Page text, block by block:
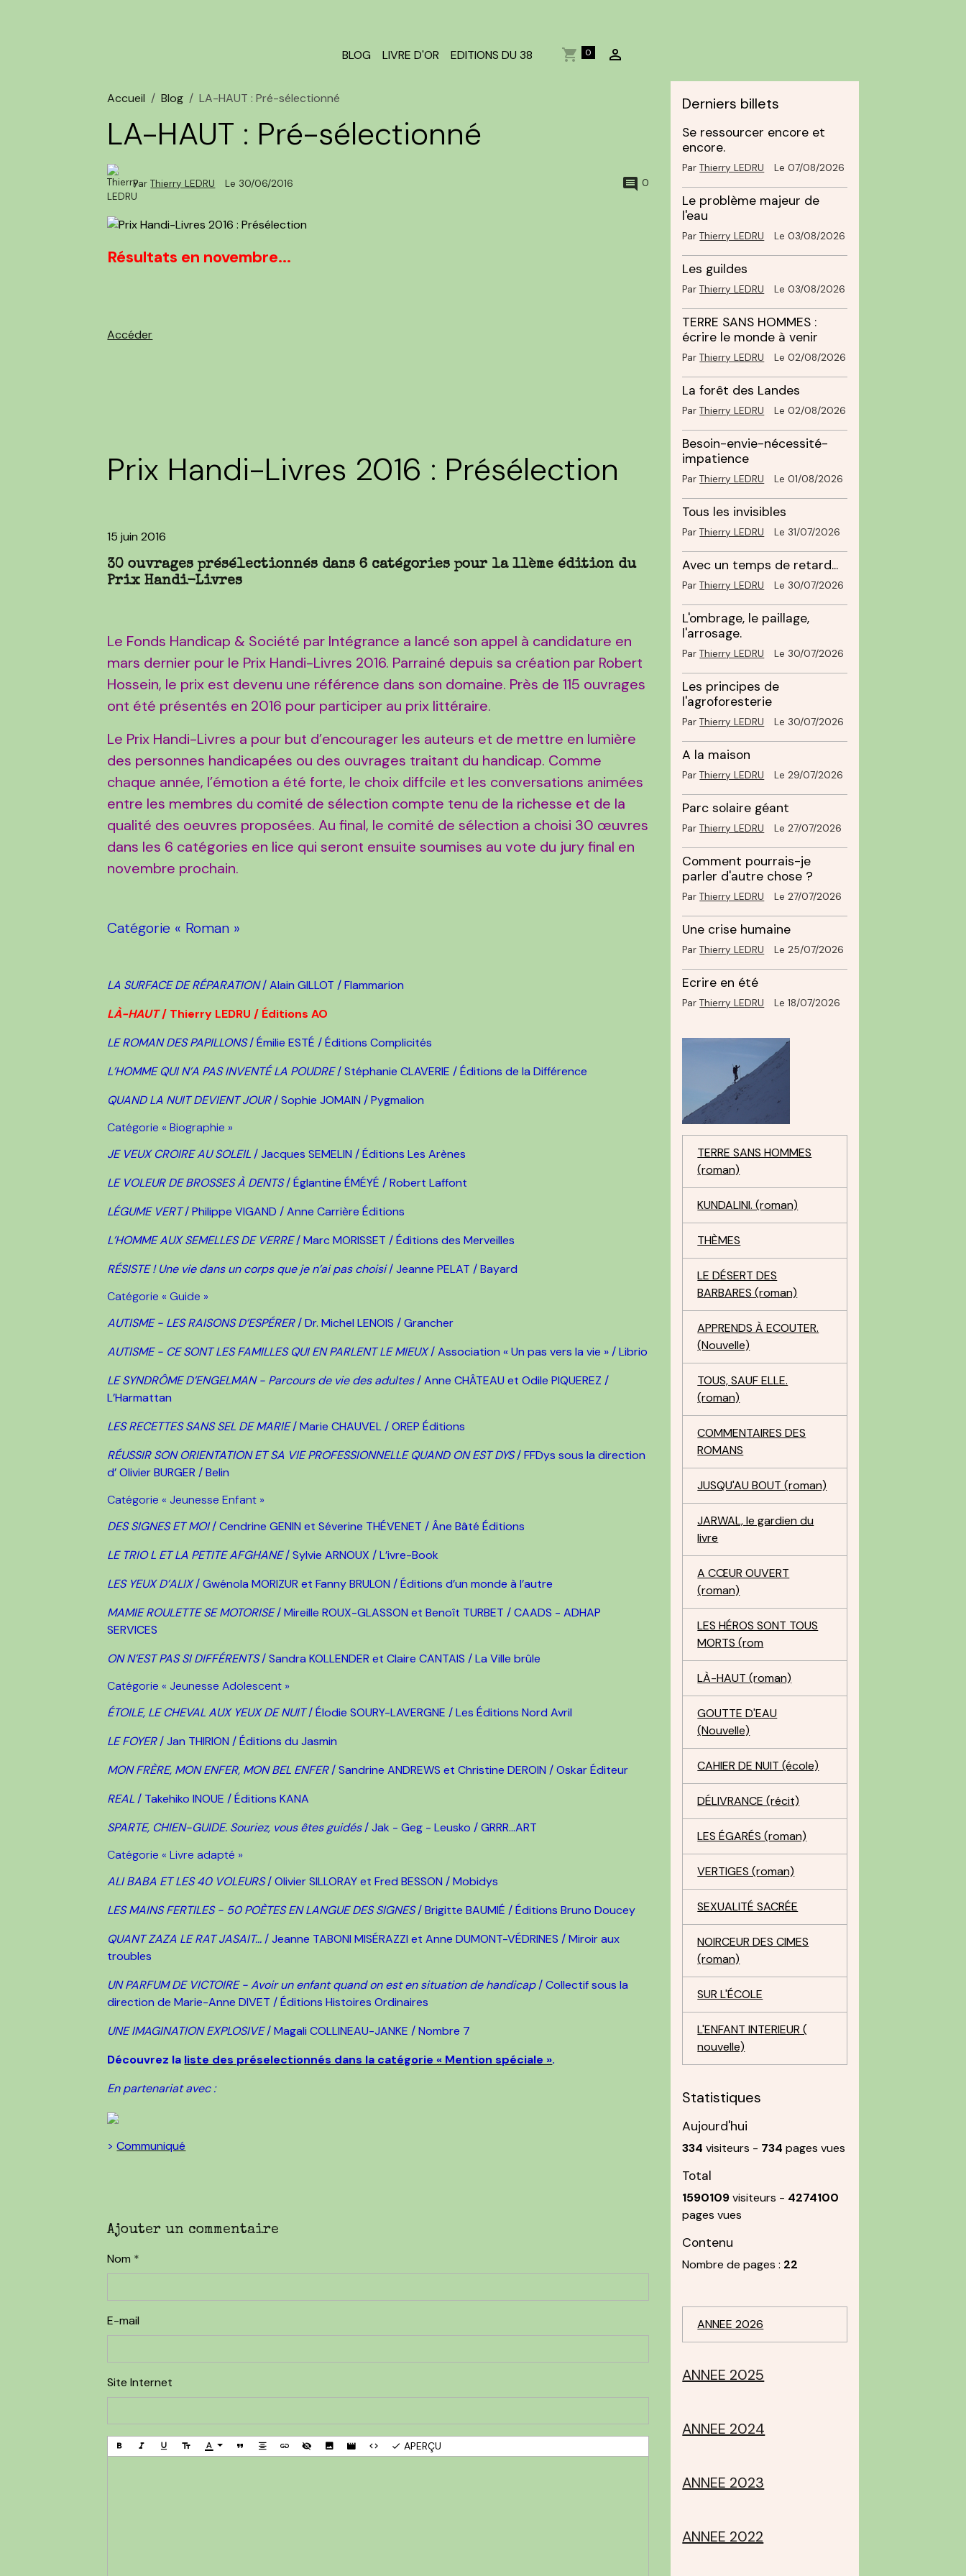
BLOG LIVRE D'OR EDITIONS DU 38 0
Accueil Blog LA-HAUT : Pré-sélectionné
LA-HAUT : Pré-sélectionné
ParThierry LEDRU Le 30/06/2016 0
Résultats en novembre...
Accéder
Prix Handi-Livres 2016 : Présélection
15 juin 2016
30 ouvrages présélectionnés dans 6 catégories pour la 11ème édition du
Prix Handi-Livres
Le Fonds Handicap & Société par Intégrance a lancé son appel à candidature en
mars dernier pour le Prix Handi-Livres 2016. Parrainé depuis sa création par Robert
Hossein, le prix est devenu une référence dans son domaine. Près de 115 ouvrages
ont été présentés en 2016 pour participer au prix littéraire.
Le Prix Handi-Livres a pour but d’encourager les auteurs et de mettre en lumière
des personnes handicapées ou des ouvrages traitant du handicap. Comme
chaque année, l’émotion a été forte, le choix diffcile et les conversations animées
entre les membres du comité de sélection compte tenu de la richesse et de la
qualité des oeuvres proposées. Au final, le comité de sélection a choisi 30 œuvres
dans les 6 catégories en lice qui seront ensuite soumises au vote du jury final en
novembre prochain.
Catégorie « Roman »
LA SURFACE DE RÉPARATION/ Alain GILLOT / Flammarion
LÀ-HAUT/ Thierry LEDRU / Éditions AO
LE ROMAN DES PAPILLONS/ Émilie ESTÉ / Éditions Complicités
L’HOMME QUI N’A PAS INVENTÉ LA POUDRE/ Stéphanie CLAVERIE / Éditions de la Différence
QUAND LA NUIT DEVIENT JOUR/ Sophie JOMAIN / Pygmalion
Catégorie « Biographie »
JE VEUX CROIRE AU SOLEIL / Jacques SEMELIN / Éditions Les Arènes
LE VOLEUR DE BROSSES À DENTS/ Églantine ÉMÉYÉ / Robert Laffont
LÉGUME VERT/ Philippe VIGAND / Anne Carrière Éditions
L’HOMME AUX SEMELLES DE VERRE/ Marc MORISSET / Éditions des Merveilles
RÉSISTE ! Une vie dans un corps que je n’ai pas choisi/ Jeanne PELAT / Bayard
Catégorie « Guide »
AUTISME - LES RAISONS D’ESPÉRER/ Dr. Michel LENOIS / Grancher
AUTISME - CE SONT LES FAMILLES QUI EN PARLENT LE MIEUX/ Association « Un pas vers la vie » / Librio
LE SYNDRÔME D’ENGELMAN - Parcours de vie des adultes/ Anne CHÂTEAU et Odile PIQUEREZ /
L’Harmattan
LES RECETTES SANS SEL DE MARIE/ Marie CHAUVEL / OREP Éditions
RÉUSSIR SON ORIENTATION ET SA VIE PROFESSIONNELLE QUAND ON EST DYS/ FFDys sous la direction
d’ Olivier BURGER / Belin
Catégorie « Jeunesse Enfant »
DES SIGNES ET MOI/ Cendrine GENIN et Séverine THÉVENET / Âne Bâté Éditions
LE TRIO L ET LA PETITE AFGHANE/ Sylvie ARNOUX / L’ivre-Book
LES YEUX D’ALIX/ Gwénola MORIZUR et Fanny BRULON / Éditions d’un monde à l’autre
MAMIE ROULETTE SE MOTORISE/ Mireille ROUX-GLASSON et Benoît TURBET / CAADS - ADHAP
SERVICES
ON N’EST PAS SI DIFFÉRENTS/ Sandra KOLLENDER et Claire CANTAIS / La Ville brûle
Catégorie « Jeunesse Adolescent »
ÉTOILE, LE CHEVAL AUX YEUX DE NUIT/ Élodie SOURY-LAVERGNE / Les Éditions Nord Avril
LE FOYER/ Jan THIRION / Éditions du Jasmin
MON FRÈRE, MON ENFER, MON BEL ENFER/ Sandrine ANDREWS et Christine DEROIN / Oskar Éditeur
REAL / Takehiko INOUE / Éditions KANA
SPARTE, CHIEN-GUIDE. Souriez, vous êtes guidés/ Jak - Geg - Leusko / GRRR...ART
Catégorie « Livre adapté »
ALI BABA ET LES 40 VOLEURS/ Olivier SILLORAY et Fred BESSON / Mobidys
LES MAINS FERTILES - 50 POÈTES EN LANGUE DES SIGNES/ Brigitte BAUMIÉ / Éditions Bruno Doucey
QUANT ZAZA LE RAT JASAIT... / Jeanne TABONI MISÉRAZZI et Anne DUMONT-VÉDRINES / Miroir aux
troubles
UN PARFUM DE VICTOIRE - Avoir un enfant quand on est en situation de handicap/ Collectif sous la
direction de Marie-Anne DIVET / Éditions Histoires Ordinaires
UNE IMAGINATION EXPLOSIVE/ Magali COLLINEAU-JANKE / Nombre 7
Découvrez la liste des préselectionnés dans la catégorie « Mention spéciale ».
En partenariat avec :
>Communiqué
Ajouter un commentaire
Nom
E-mail
Site Internet
APERÇU
Derniers billets
Se ressourcer encore et
encore.
ParThierry LEDRU Le 07/08/2026
Le problème majeur de
l'eau
ParThierry LEDRU Le 03/08/2026
Les guildes
ParThierry LEDRU Le 03/08/2026
TERRE SANS HOMMES :
écrire le monde à venir
ParThierry LEDRU Le 02/08/2026
La forêt des Landes
ParThierry LEDRU Le 02/08/2026
Besoin-envie-nécessité-
impatience
ParThierry LEDRU Le 01/08/2026
Tous les invisibles
ParThierry LEDRU Le 31/07/2026
Avec un temps de retard...
ParThierry LEDRU Le 30/07/2026
L'ombrage, le paillage,
l'arrosage.
ParThierry LEDRU Le 30/07/2026
Les principes de
l'agroforesterie
ParThierry LEDRU Le 30/07/2026
A la maison
ParThierry LEDRU Le 29/07/2026
Parc solaire géant
ParThierry LEDRU Le 27/07/2026
Comment pourrais-je
parler d'autre chose ?
ParThierry LEDRU Le 27/07/2026
Une crise humaine
ParThierry LEDRU Le 25/07/2026
Ecrire en été
ParThierry LEDRU Le 18/07/2026
TERRE SANS HOMMES
(roman)
KUNDALINI. (roman)
THÈMES
LE DÉSERT DES
BARBARES (roman)
APPRENDS À ECOUTER.
(Nouvelle)
TOUS, SAUF ELLE.
(roman)
COMMENTAIRES DES
ROMANS
JUSQU'AU BOUT (roman)
JARWAL, le gardien du
livre
A CŒUR OUVERT
(roman)
LES HÉROS SONT TOUS
MORTS (rom
LÀ-HAUT (roman)
GOUTTE D'EAU
(Nouvelle)
CAHIER DE NUIT (école)
DÉLIVRANCE (récit)
LES ÉGARÉS (roman)
VERTIGES (roman)
SEXUALITÉ SACRÉE
NOIRCEUR DES CIMES
(roman)
SUR L'ÉCOLE
L'ENFANT INTERIEUR (
nouvelle)
Statistiques
Aujourd'hui
334 visiteurs - 734 pages vues
Total
1590109visiteurs - 4274100
pages vues
Contenu
Nombre de pages : 22
ANNEE 2026
ANNEE 2025
ANNEE 2024
ANNEE 2023
ANNEE 2022